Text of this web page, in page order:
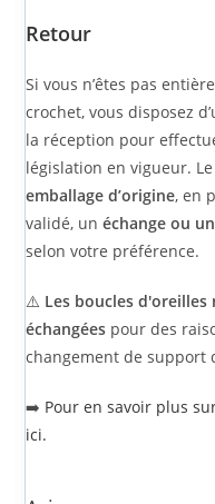
Retour
Si vous n’êtes pas
crochet, vous disposez
la réception pour
législation en vigueur.
emballage d’origine, en
validé, unéchange ou
selon votre préférence.
⚠️ Les boucles
échangées pour des
changement de support
➡️ Pour en savoir plus
ici.